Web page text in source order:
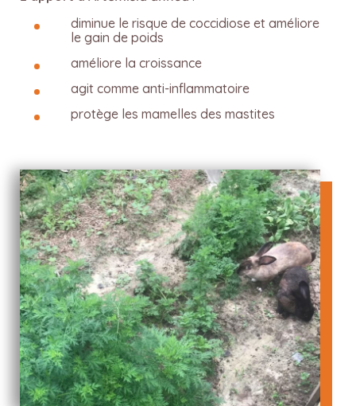
diminue le risque de coccidiose et améliore
le gain de poids
améliore la croissance
agit comme anti-inflammatoire
protège les mamelles des mastites